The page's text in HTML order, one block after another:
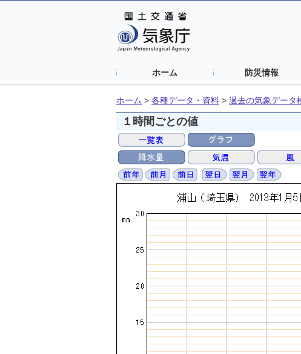
ホーム 防災情報
ホーム > 各種データ・資料 > 過去の気象データ
１時間ごとの値